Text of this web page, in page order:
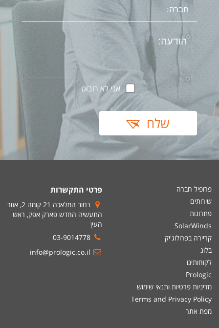
אני לא רובוט
שלח
פרופיל חברה
שירותים
פתרונות
SolarWinds
קריירה בפרולוג'יק
בלוג
לקוחותינו
Prologic
מדיניות פרטיות ותנאי שימוש
Terms and Privacy Policy
מפת אתר
פרטי התקשרות
רחוב המלאכה 21 קומה 2, אזור
התעשיה החדש פארק אפק, ראש
העין
03-9014778
info@prologic.co.il